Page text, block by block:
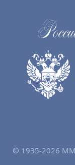
© 1935-2026